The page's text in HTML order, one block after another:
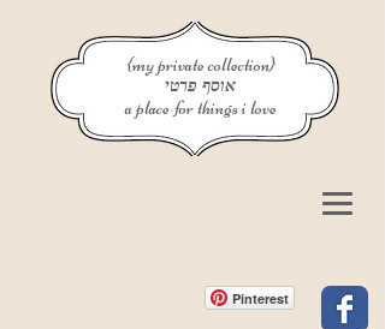
{my private collection}
אוסף פרטי
a place for things i love
Pinterest